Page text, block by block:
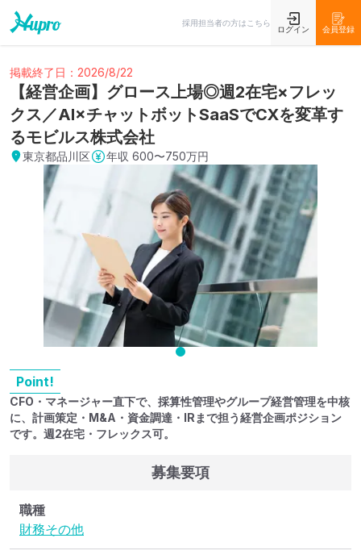
採用担当者の方はこちら
ログイン 会員登録
掲載終了日：2026/8/22
【経営企画】グロース上場◎週2在宅×フレッ
クス／AI×チャットボットSaaSでCXを変革す
るモビルス株式会社
東京都品川区 年収 600〜750万円
Point!
CFO・マネージャー直下で、採算性管理やグループ経営管理を中核
に、計画策定・M&A・資金調達・IRまで担う経営企画ポジション
です。週2在宅・フレックス可。
募集要項
職種
財務その他